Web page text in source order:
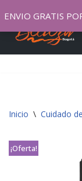
Saltar
Inicio \ Cuidado
¡Oferta!
ENVIO GRATIS